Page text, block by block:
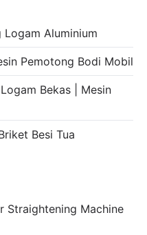
Logam Aluminium
Pemotong Bodi Mobil
Bekas | Mesin
Besi Tua
Straightening Machine